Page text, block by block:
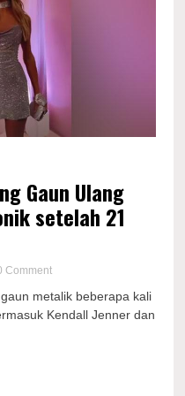
Gaun Ulang
setelah 21
Commenton
Hilton
Buat
metalik beberapa kali
Kendall Jenner dan